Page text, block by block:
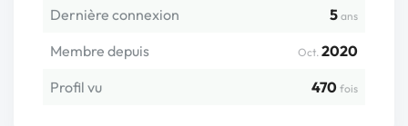
Dernière connexion 5 ans
Membre depuis Oct. 2020
Profil vu
470 fois